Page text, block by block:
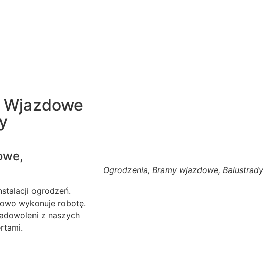
Wjazdowe
ogrodzeń.
wykonuje robotę.
z naszych
Ogrodzenia, Bramy wjazdowe, Balustrady